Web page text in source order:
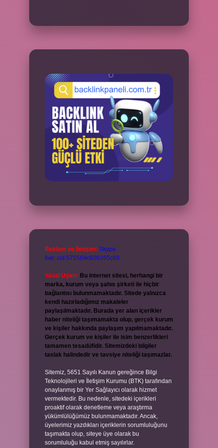
Reklam ve İletişim: Skype:
live:.cid.575569c608265c69
Yasal Uyarı: Bu internet sitesi, herhangi bir
marka, kurum veya şahıs şirketi ile hiçbir
bağlantısı bulunmamaktadır. Sitede yalnızca
kendi hazırladığımız makaleler
paylaşılmaktadır. Burada yer alan içerikler
haber niteliği taşımamakta olup, gerçek kurum
ve kişiler hakkında paylaşım yapılmamaktadır.
Gerçek kurum ve kişiler ile isim benzerlikleri
tamamen tesadüfidir. Sitemizdeki bilgiler
taslak halindedir ve tavsiye niteliği taşımazlar.
Sitemiz, 5651 Sayılı Kanun gereğince Bilgi
Teknolojileri ve İletişim Kurumu (BTK) tarafından
onaylanmış bir Yer Sağlayıcı olarak hizmet
vermektedir. Bu nedenle, sitedeki içerikleri
proaktif olarak denetleme veya araştırma
yükümlülüğümüz bulunmamaktadır. Ancak,
üyelerimiz yazdıkları içeriklerin sorumluluğunu
taşımakta olup, siteye üye olarak bu
sorumluluğu kabul etmiş sayılırlar.